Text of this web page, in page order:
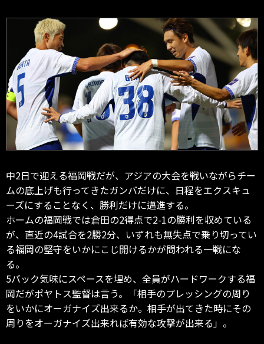
中2日で迎える福岡戦だが、アジアの大会を戦いながらチー
ムの底上げも行ってきたガンバだけに、日程をエクスキュ
ーズにすることなく、勝利だけに邁進する。
ホームの福岡戦では倉田の2得点で2-1の勝利を収めている
が、直近の4試合を2勝2分、いずれも無失点で乗り切ってい
る福岡の堅守をいかにこじ開けるかが問われる一戦にな
る。
5バック気味にスペースを埋め、全員がハードワークする福
岡だがポヤトス監督は言う。「相手のプレッシングの周り
をいかにオーガナイズ出来るか。相手が出てきた時にその
周りをオーガナイズ出来れば有効な攻撃が出来る」。